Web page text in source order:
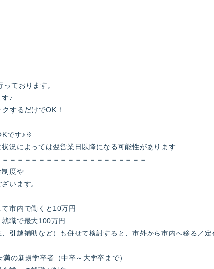
ております。
♪
するだけでOK！
です♪※
状況によっては翌営業日以降になる可能性があります
＝＝＝＝＝＝＝＝＝＝＝＝＝＝＝＝＝＝＝
制度や
います。
市内で働くと10万円
職で最大100万円
引越補助など）も併せて検討すると、市外から市内へ移る／
の新規学卒者（中卒～大学卒まで）